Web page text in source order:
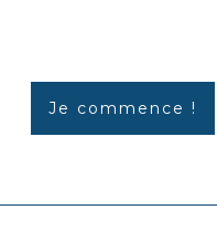
Je commence !